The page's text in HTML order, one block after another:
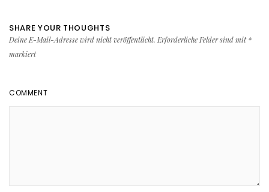
SHARE YOUR THOUGHTS
Deine E-Mail-Adresse wird nicht veröffentlicht. Erforderliche Felder sind mit *
markiert
COMMENT